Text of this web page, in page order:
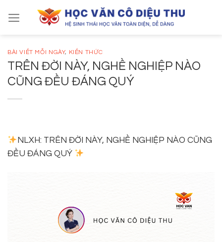
BÀI VIẾT MỖI NGÀY, KIẾN THỨC
TRÊN ĐỜI NÀY, NGHỀ NGHIỆP NÀO
CŨNG ĐỀU ĐÁNG QUÝ
NLXH: TRÊN ĐỜI NÀY, NGHỀ NGHIỆP NÀO CŨNG
ĐỀU ĐÁNG QUÝ